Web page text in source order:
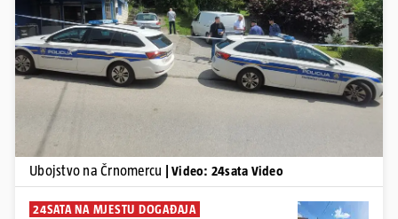
Pokretanje videa...
Ubojstvo na Črnomercu | Video: 24sata Video
24SATA NA MJESTU DOGAĐAJA